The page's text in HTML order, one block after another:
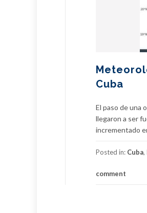
Cuba
El paso de una
llegaron a ser
incrementado
Posted in: Cuba,
comment